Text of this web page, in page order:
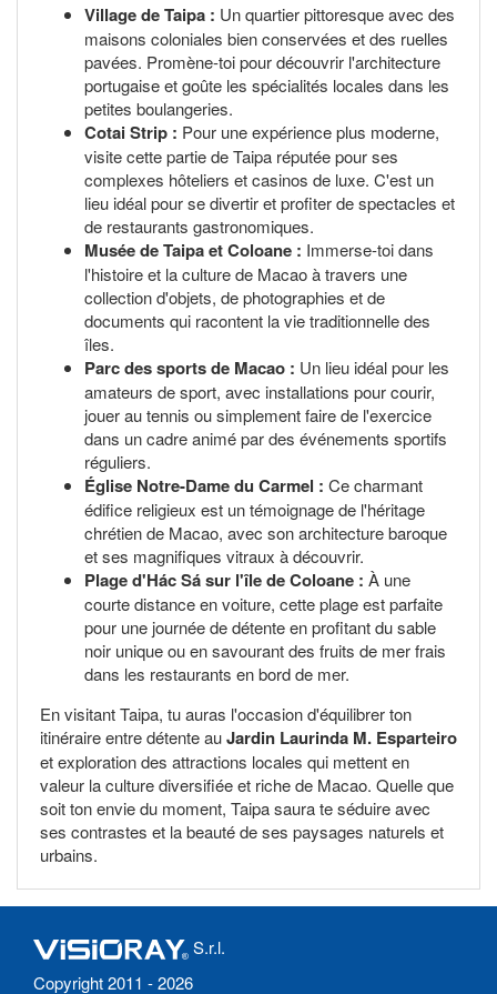
Village de Taipa : Un quartier pittoresque avec des
maisons coloniales bien conservées et des ruelles
pavées. Promène-toi pour découvrir l'architecture
portugaise et goûte les spécialités locales dans les
petites boulangeries.
Cotai Strip : Pour une expérience plus moderne,
visite cette partie de Taipa réputée pour ses
complexes hôteliers et casinos de luxe. C'est un
lieu idéal pour se divertir et profiter de spectacles et
de restaurants gastronomiques.
Musée de Taipa et Coloane : Immerse-toi dans
l'histoire et la culture de Macao à travers une
collection d'objets, de photographies et de
documents qui racontent la vie traditionnelle des
îles.
Parc des sports de Macao : Un lieu idéal pour les
amateurs de sport, avec installations pour courir,
jouer au tennis ou simplement faire de l'exercice
dans un cadre animé par des événements sportifs
réguliers.
Église Notre-Dame du Carmel : Ce charmant
édifice religieux est un témoignage de l'héritage
chrétien de Macao, avec son architecture baroque
et ses magnifiques vitraux à découvrir.
Plage d'Hác Sá sur l'île de Coloane : À une
courte distance en voiture, cette plage est parfaite
pour une journée de détente en profitant du sable
noir unique ou en savourant des fruits de mer frais
dans les restaurants en bord de mer.
En visitant Taipa, tu auras l'occasion d'équilibrer ton
itinéraire entre détente auJardin Laurinda M. Esparteiro
et exploration des attractions locales qui mettent en
valeur la culture diversifiée et riche de Macao. Quelle que
soit ton envie du moment, Taipa saura te séduire avec
ses contrastes et la beauté de ses paysages naturels et
urbains.
S.r.l.
Copyright 2011 - 2026